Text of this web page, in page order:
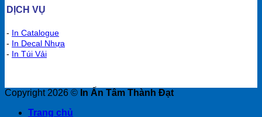
DỊCH VỤ
-
In Catalogue
-
In Decal Nhựa
-
In Túi Vải
Copyright 2026 © In Ấn Tâm Thành Đạt
Trang chủ